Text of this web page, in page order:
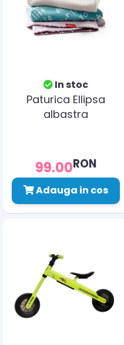
In stoc
Paturica Ellipsa
albastra
99.00RON
Adauga in cos